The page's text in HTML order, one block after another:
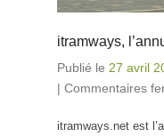
itramways,
Publié le 27 avril
| Commentaires
itramways.net est